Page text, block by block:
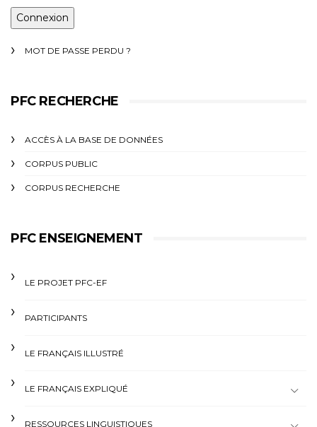
MOT DE PASSE PERDU ?
PFC RECHERCHE
ACCÈS À LA BASE DE DONNÉES
CORPUS PUBLIC
CORPUS RECHERCHE
PFC ENSEIGNEMENT
LE PROJET PFC-EF
PARTICIPANTS
LE FRANÇAIS ILLUSTRÉ
LE FRANÇAIS EXPLIQUÉ
RESSOURCES LINGUISTIQUES